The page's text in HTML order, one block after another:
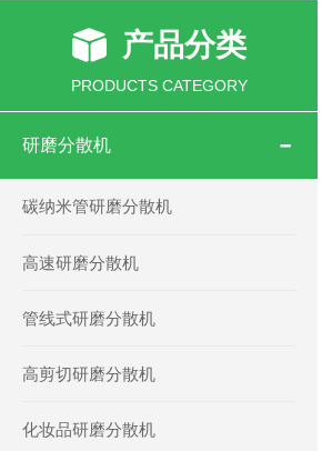
产品分类
PRODUCTS CATEGORY
研磨分散机
碳纳米管研磨分散机
高速研磨分散机
管线式研磨分散机
高剪切研磨分散机
化妆品研磨分散机